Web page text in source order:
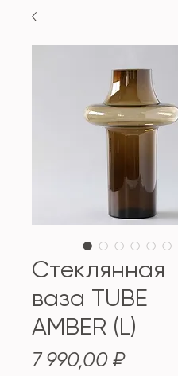
Стеклянная
ваза TUBE
AMBER (L)
7 990,00 ₽Цена